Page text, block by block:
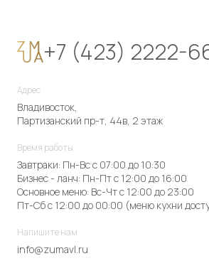
+7 (423) 2222-
Адрес
Владивосток,
Партизанский пр-т, 44в, 2 этаж
Время работы
Завтраки: Пн-Вс с 07:00 до 10:30
Бизнес - ланч: Пн-Пт с 12:00 до 16:00
Основное меню: Вс-Чт с 12:00 до 23:00
Пт-Сб с 12:00 до 00:00 (меню кухни
Напишите нам
info@zumavl.ru